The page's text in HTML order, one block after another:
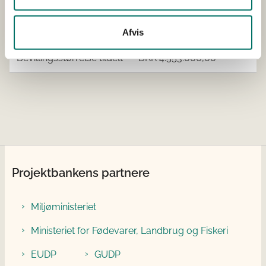
Afvis
Projektets samlede
DKK 7.576.143,08
Bevillingsstørrelse tildelt DKK 4.553.000,00
Projektbankens partnere
Miljøministeriet
Ministeriet for Fødevarer, Landbrug og Fiskeri
EUDP GUDP